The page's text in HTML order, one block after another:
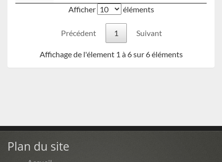
Afficher
éléments
Précédent 1 Suivant
Affichage de l'élement 1 à 6 sur 6 éléments
Plan du site